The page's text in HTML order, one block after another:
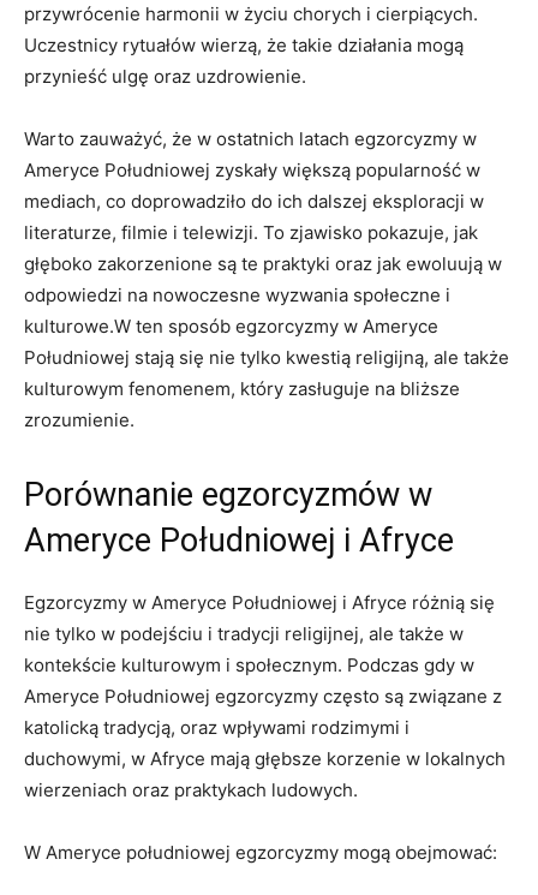
przywrócenie harmonii⁤ w życiu chorych i cierpiących.⁢
Uczestnicy⁢ rytuałów wierzą, że takie działania mogą
przynieść ulgę oraz uzdrowienie.
Warto zauważyć, że w ostatnich latach egzorcyzmy w
Ameryce Południowej zyskały‌ większą popularność w
mediach, co doprowadziło do ich dalszej eksploracji w
literaturze, filmie i telewizji. To zjawisko ‌pokazuje, jak‍
głęboko zakorzenione są⁣ te praktyki oraz jak ewoluują w
odpowiedzi na nowoczesne wyzwania‌ społeczne i
kulturowe.W ten sposób egzorcyzmy w Ameryce
Południowej ‌stają się nie tylko kwestią religijną, ale także
‌kulturowym fenomenem, który zasługuje na bliższe
zrozumienie.
Porównanie egzorcyzmów w
Ameryce Południowej i Afryce
Egzorcyzmy w Ameryce Południowej i Afryce różnią się
nie tylko w podejściu i tradycji religijnej, ale także ‌w
kontekście kulturowym i społecznym. Podczas gdy w
Ameryce Południowej egzorcyzmy często są związane z
katolicką‌ tradycją, oraz wpływami rodzimymi i
duchowymi, w Afryce⁤ mają głębsze korzenie w lokalnych
wierzeniach oraz praktykach ludowych.
W Ameryce południowej egzorcyzmy mogą​ obejmować: